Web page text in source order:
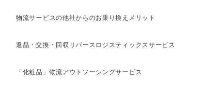
物流サービスの他社からのお乗り換えメリット
返品・交換・回収リバースロジスティックスサービス
「化粧品」物流アウトソーシングサービス